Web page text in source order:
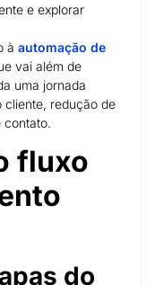
e explorar
à automação de
vai além de
uma jornada
cliente, redução de
contato.
fluxo
do